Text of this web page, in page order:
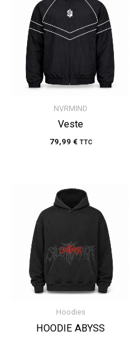
NVRMIND
Veste
79,99 € TTC
Hoodies
HOODIE ABYSS